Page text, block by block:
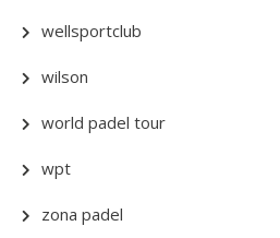
wellsportclub
wilson
world padel tour
wpt
zona padel